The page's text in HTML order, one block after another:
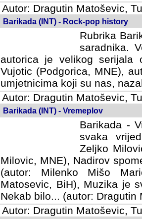
Autor: Dragutin Matoševic,
Barikada (INT) - Rock-pop history
Rubrika
saradnika.
autorica je velikog serijala
Vujotic (Podgorica, MNE),
umjetnicima koji su nas,
Autor: Dragutin Matoševic,
Barikada (INT) - Vremeplov
Barikada -
svaka
Milovic,
MNE), Nadirov spomenar
Milenko Mišo Maric, UK),
Muzika je svirala (autor:
(autor: Dragutin Matosevic,
Autor: Dragutin Matoševic,